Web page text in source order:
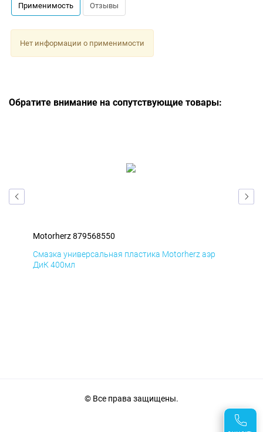
Применимость Отзывы
Нет информации о применимости
Обратите внимание на сопутствующие товары:
Motorherz 879568550
Смазка универсальная пластика Motorherz аэр
ДиК 400мл
© Все права защищены.